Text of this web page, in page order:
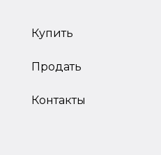
Купить
Продать
Контакты